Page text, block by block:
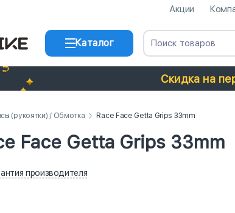
Акции
Каталог
Скидка на
(рукоятки) / Обмотка Race Face Getta Grips 33mm
Face Getta Grips 33mm
производителя